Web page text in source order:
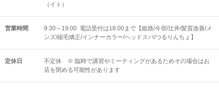
（イト）
営業時間
9:30～19:00 電話受付は18:00まで【姫路/今宿/辻井/髪質改善/メ
ンズ/縮毛矯正/インナーカラー/ヘッドスパ/つるりんちょ】
定休日
不定休 ※ 臨時で講習やミーティングがあるためその場合はお
店を閉める可能性があります